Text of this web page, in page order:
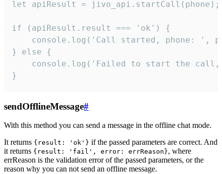
let apiResult = jivo_api.startCall(phone);
if (apiResult.result === 'ok') {
console.log('Call started, phone: ',
} else {
console.log('Failed to start the
}
sendOfflineMessage#
With this method you can send a message in the offline chat mode.
It returns {result: 'ok'} if the passed parameters are correct. And
it returns {result: 'fail', error: errReason}, where
errReason is the validation error of the passed parameters, or the
reason why you can not send an offline message.